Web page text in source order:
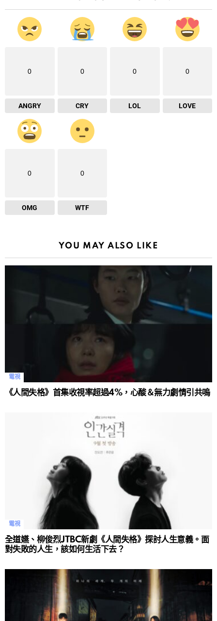
0
ANGRY
0
CRY
0
LOL
0
LOVE
0
OMG
0
WTF
YOU MAY ALSO LIKE
電視
《人間失格》首集收視率超過4%，心酸＆無力劇情引共嗚
電視
全道嬿、柳俊烈JTBC新劇《人間失格》探討人生意義。面
對失敗的人生，該如何生活下去？